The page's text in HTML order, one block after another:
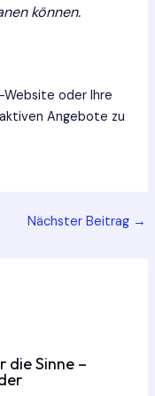
können.
Website oder Ihre
Angebote zu
Nächster Beitrag →
die Sinne –